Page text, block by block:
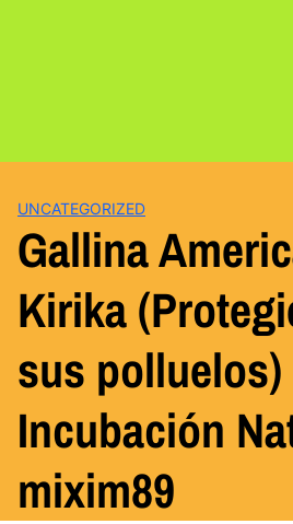
UNCATEGORIZED
Gallina
Kirika
sus polluelos)
Incubación
mixim89